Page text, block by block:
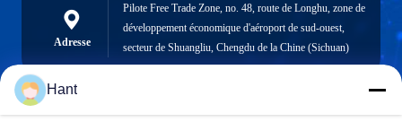
Adresse
Pilote Free Trade Zone, no. 48, route de Longhu, zone de
développement économique d'aéroport de sud-ouest,
secteur de Shuangliu, Chengdu de la Chine (Sichuan)
Hant